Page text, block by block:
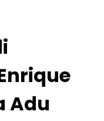
Adu